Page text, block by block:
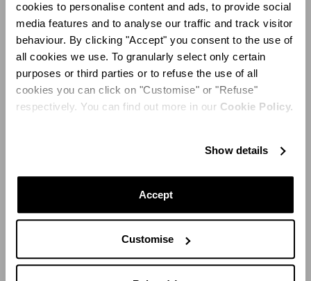
cookies to personalise content and ads, to provide social
media features and to analyse our traffic and track visitor
behaviour. By clicking "Accept" you consent to the use of
all cookies we use. To granularly select only certain
purposes or third parties or to refuse the use of all
cookies you can click on "Customise" or "Refuse"
respectively. You can find out more in our Cookie Policy.
Show details
Accept
Customise
Marmordetails und goldumrandeten Regalen versehen
sind, welche einen warmen Glanz in die ansonsten helle
Im Kontrast dazu schaffen schwarze und weiße
Marmorböden und einem kreisförmigen Sitzbereich,
der als zentraler Blickpunkt dient. Er ist mit einer
erhöhten steinernen Urne in der Mitte geschmückt, in
der Formschnittpflanzen in verschiedenen